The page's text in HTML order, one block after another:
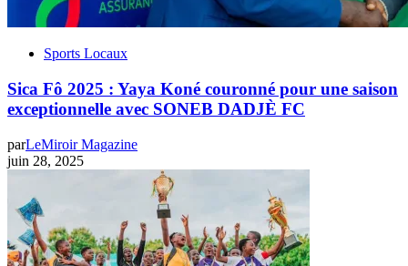
Sports Locaux
Sica Fô 2025 : Yaya Koné couronné pour une saison
exceptionnelle avec SONEB DADJÈ FC
parLeMiroir Magazine
juin 28, 2025